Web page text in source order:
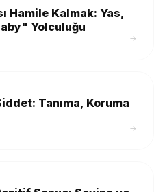
Hamile Kalmak: Yas,
Yolculuğu
→
Tanıma, Koruma
→